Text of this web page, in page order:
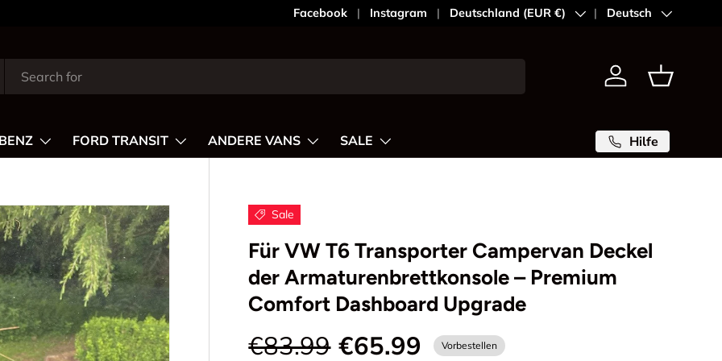
Dein Shop
Facebook Instagram Land/Region
Deutschland (EUR €) SpracheDeutsch
Einloggen
FORD TRANSIT ANDERE VANS SALE Hilfe
Sale
Für VW T6 Transporter Campervan Deckel
der Armaturenbrettkonsole – Premium
Comfort Dashboard Upgrade
€83.99 €65.99 Vorbestellen